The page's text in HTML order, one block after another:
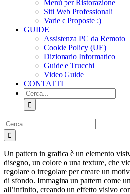
Menù per Ristorazione
Siti Web Professionali
Varie e Proposte :)
GUIDE
Assistenza PC da Remoto
Cookie Policy (UE)
Dizionario Informatico
Guide e Trucchi
Video Guide
CONTATTI
Cerca
per:
Cerca
per:
Un pattern in grafica è un elemento
disegno, un colore o una texture, che
regolare o irregolare per creare un
di sfondo. Immagina un pattern come
all’infinito, creando un effetto visivo